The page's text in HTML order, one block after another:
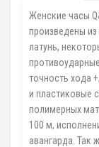
Женские часы
произведены из
латунь,
точность хода
и пластиковые
полимерных
100 м,
авангарда. Так